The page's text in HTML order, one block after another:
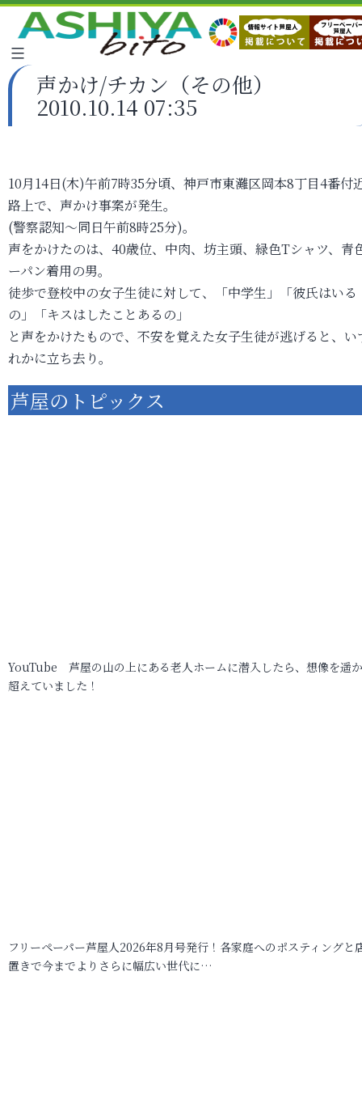
声かけ/チカン（その他）
2010.10.14 07:35
10月14日(木)午前7時35分頃、神戸市東灘区岡本8丁目4番付
路上で、声かけ事案が発生。
(警察認知～同日午前8時25分)。
声をかけたのは、40歳位、中肉、坊主頭、緑色Tシャツ、青
ーパン着用の男。
徒歩で登校中の女子生徒に対して、「中学生」「彼氏はいる
の」「キスはしたことあるの」
と声をかけたもので、不安を覚えた女子生徒が逃げると、い
れかに立ち去り。
芦屋のトピックス
YouTube 芦屋の山の上にある老人ホームに潜入したら、想像を遥
超えていました！
フリーペーパー芦屋人2026年8月号発行！各家庭へのポスティングと
置きで今までよりさらに幅広い世代に…